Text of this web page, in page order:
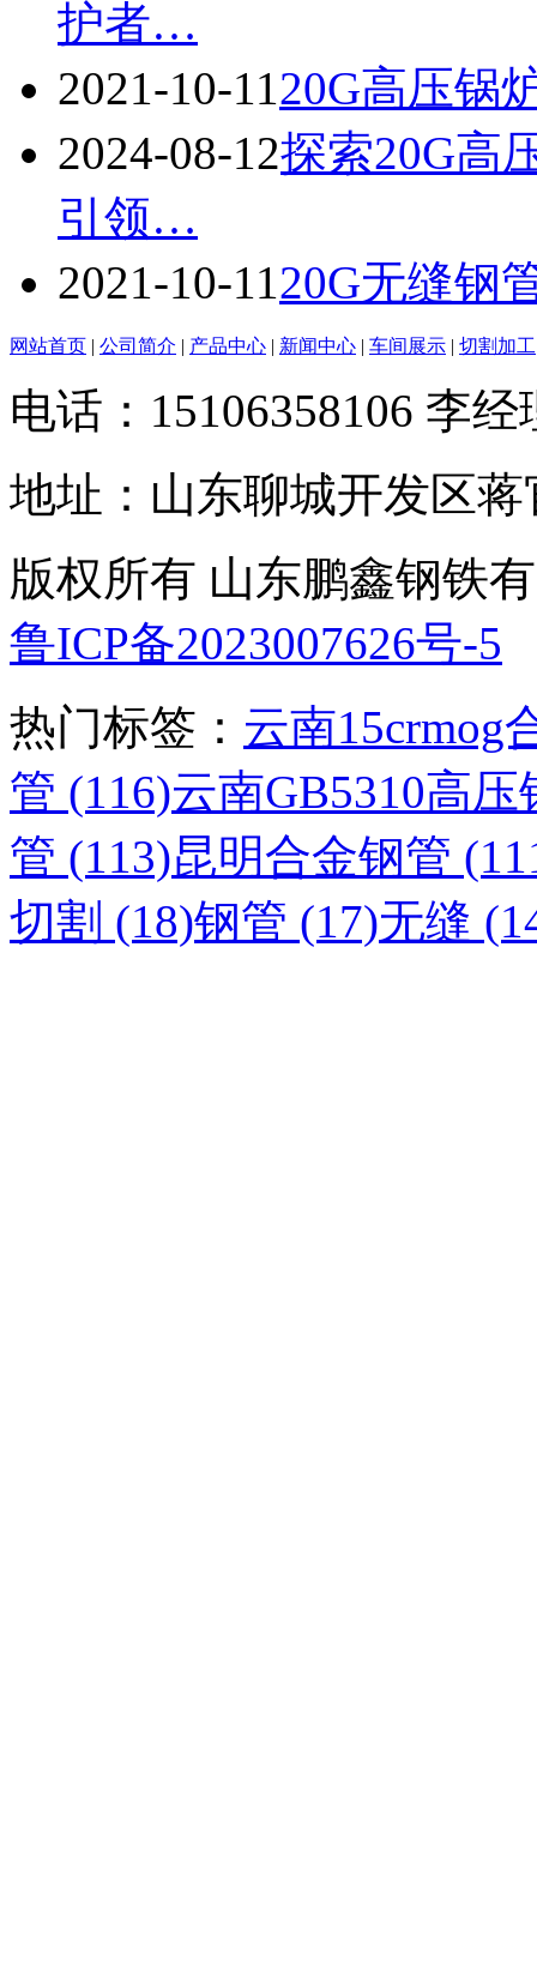
护者…
2021-10-1120G高压锅
2024-08-12探索20G高
引领…
2021-10-1120G无缝钢
网站首页 | 公司简介 | 产品中心 | 新闻中心 | 车间展示 | 切割加工
电话：15106358106 李
地址：山东聊城开发区
版权所有 山东鹏鑫钢铁
鲁ICP备2023007626号-5
热门标签： 云南15crmog
管 (116)云南GB5310高压
管 (113)昆明合金钢管
切割 (18)钢管 (17)无缝